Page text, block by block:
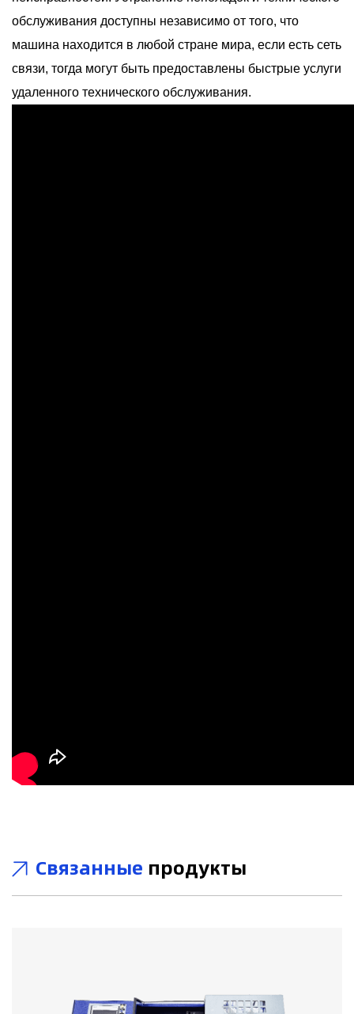
обслуживания доступны независимо от того, что
машина находится в любой стране мира, если есть сеть
связи, тогда могут быть предоставлены быстрые услуги
удаленного технического обслуживания.
Связанные продукты